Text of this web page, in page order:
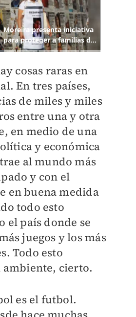
cosas raras en
En tres países,
de miles y miles
entre una y otra
en medio de una
y económica
al mundo más
y con el
en buena medida
todo esto
el país donde se
juegos y los más
Todo esto
ambiente, cierto.
es el futbol.